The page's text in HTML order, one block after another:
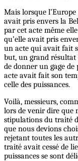
Mais lorsque l’Europe
avait pris envers la
par cet acte même
qu’elle avait pris
un acte qui avait fait
but, un grand résultat
de donner un gage de
acte avait fait son
celle des puissances.
Voilà, messieurs,
lors de venir dire que
stipulations du traité
que nous devions
rejetant toutes les
traité avait cessé de
puissances se sont